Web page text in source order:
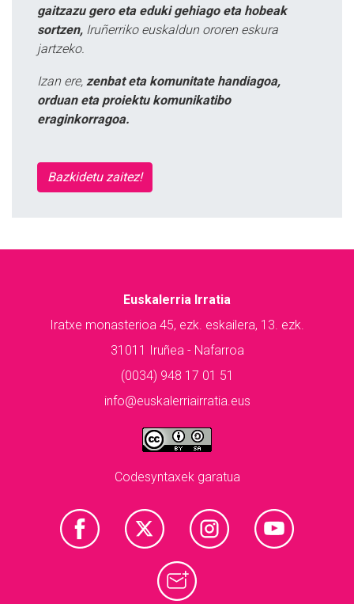
gaitzazu gero eta eduki gehiago eta hobeak
sortzen, Iruñerriko euskaldun ororen eskura
jartzeko.
Izan ere, zenbat eta komunitate handiagoa,
orduan eta proiektu komunikatibo
eraginkorragoa.
Bazkidetu zaitez!
Euskalerria Irratia
Iratxe monasterioa 45, ezk. eskailera, 13. ezk.
31011 Iruñea - Nafarroa
(0034) 948 17 01 51
info@euskalerriairratia.eus
Codesyntaxek garatua